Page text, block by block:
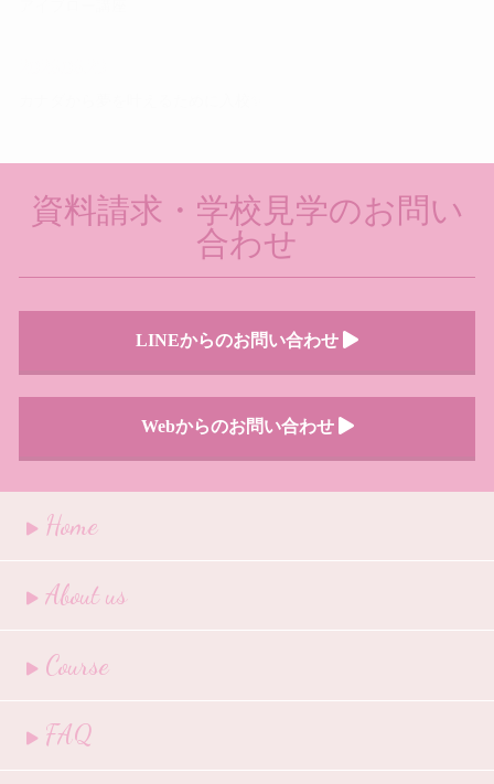
資料請求・学校見学のお問い
合わせ
LINEからのお問い合わせ
Webからのお問い合わせ
Home
About us
Course
FAQ